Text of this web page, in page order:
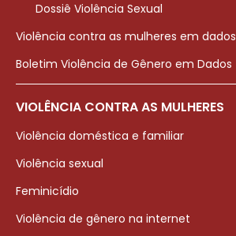
Dossiê Violência Sexual
Violência contra as mulheres em dados
Boletim Violência de Gênero em Dados
VIOLÊNCIA CONTRA AS MULHERES
Violência doméstica e familiar
Violência sexual
Feminicídio
Violência de gênero na internet